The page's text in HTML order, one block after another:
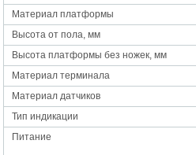
Материал платформы
Высота от пола, мм
Высота платформы без ножек, мм
Материал терминала
Материал датчиков
Тип индикации
Питание